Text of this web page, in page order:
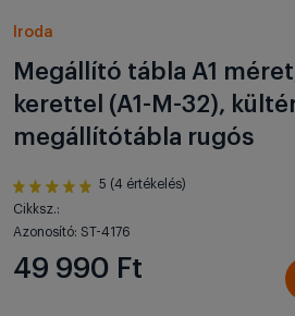
Iroda
Megállító tábla A1
kerettel (A1-M-32),
megállítótábla rugós
5 (4 értékelés)
Cikksz.:
Azonosító: ST-4176
49 990 Ft